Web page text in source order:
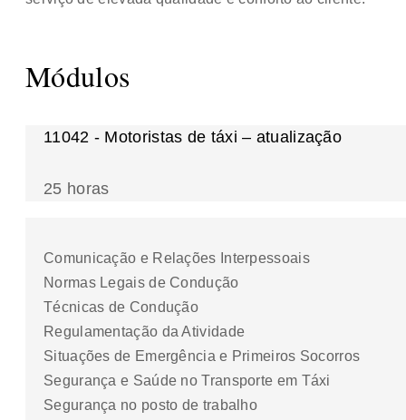
Módulos
11042 - Motoristas de táxi – atualização
25 horas
Comunicação e Relações Interpessoais
Normas Legais de Condução
Técnicas de Condução
Regulamentação da Atividade
Situações de Emergência e Primeiros Socorros
Segurança e Saúde no Transporte em Táxi
Segurança no posto de trabalho